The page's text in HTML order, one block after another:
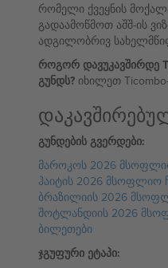
რომელი ქვეყნის
გადაამოწმოთ აშშ-ის
ადგილობრივ
როგორ დავუკავშირდე
გუნდს? იხილეთ
გუნდების გვერდები:
მაროკოს 2026
ჰაიტის 2026 მსოფლიო
ბრაზილიის 2026
შოტლანდიის 2026
ბილეთები
ჯგუფური ეტაპი: